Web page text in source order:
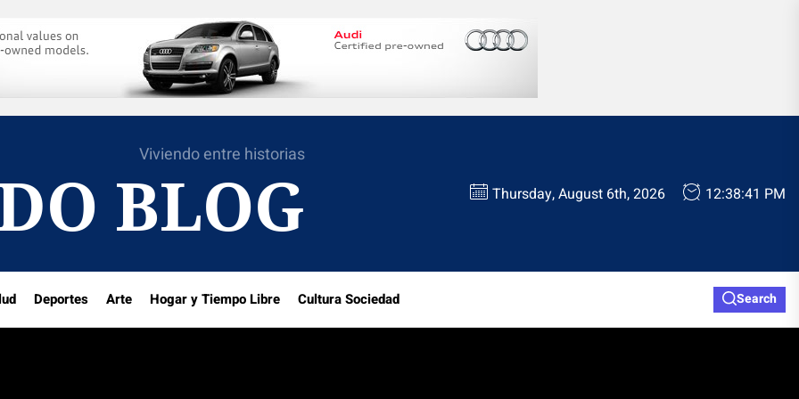
Viviendo entre historias
BLOG Thursday, August 6th, 2026 12:38:42 PM
Deportes Arte Hogar y Tiempo Libre Cultura Sociedad Search